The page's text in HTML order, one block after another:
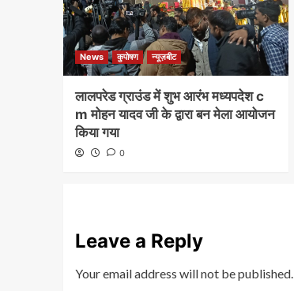
News कुपोषण न्यूज़बीट
लालपरेड ग्राउंड में शुभ आरंभ मध्यपदेश c
m मोहन यादव जी के द्वारा बन मेला आयोजन
किया गया
0
Leave a Reply
Your email address will not be published.